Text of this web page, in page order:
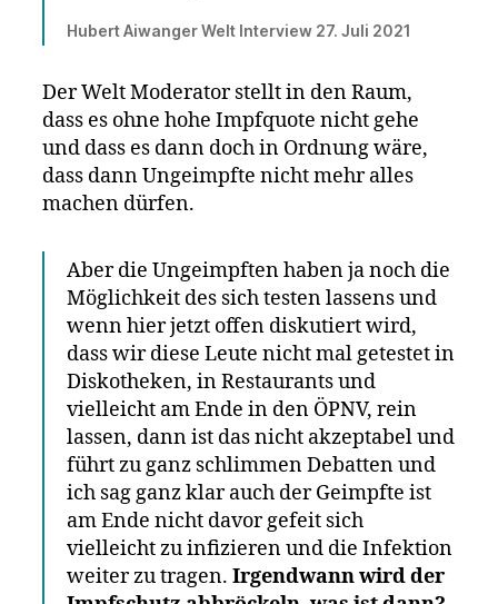
Hubert Aiwanger Welt Interview 27. Juli 2021
Der Welt Moderator stellt in den Raum,
dass es ohne hohe Impfquote nicht gehe
und dass es dann doch in Ordnung wäre,
dass dann Ungeimpfte nicht mehr alles
machen dürfen.
Aber die Ungeimpften haben ja noch die
Möglichkeit des sich testen lassens und
wenn hier jetzt offen diskutiert wird,
dass wir diese Leute nicht mal getestet in
Diskotheken, in Restaurants und
vielleicht am Ende in den ÖPNV, rein
lassen, dann ist das nicht akzeptabel und
führt zu ganz schlimmen Debatten und
ich sag ganz klar auch der Geimpfte ist
am Ende nicht davor gefeit sich
vielleicht zu infizieren und die Infektion
weiter zu tragen. Irgendwann wird der